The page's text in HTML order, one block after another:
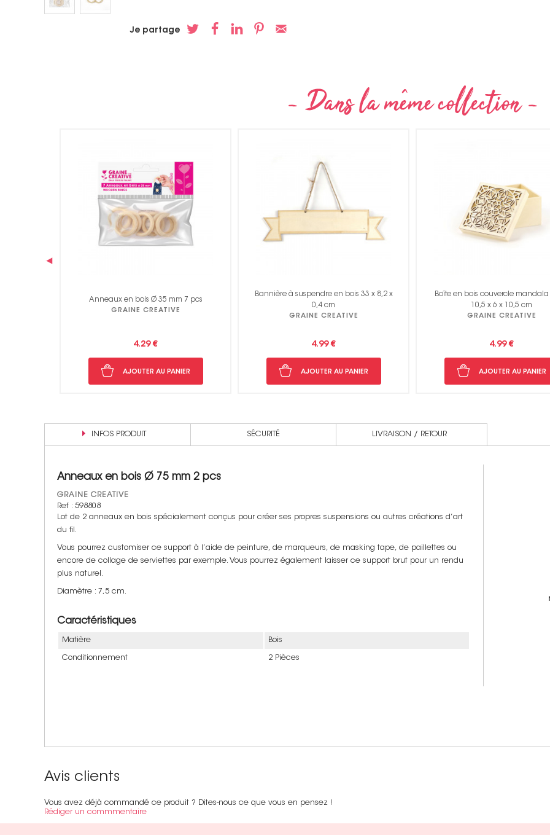
Je partage
Anneaux en bois Ø 35 mm 7 pcs
GRAINE CREATIVE
4.29 €
AJOUTER AU PANIER
Bannière à suspendre en bois 33 x 8,2 x
0,4 cm
GRAINE CREATIVE
4.99 €
AJOUTER AU PANIER
Boîte en bois couvercle mandala
10,5 x 6 x 10,5 cm
GRAINE CREATIVE
4.99 €
AJOUTER AU PANIER
‹
INFOS PRODUIT SÉCURITÉ LIVRAISON / RETOUR
Anneaux en bois Ø 75 mm 2 pcs
GRAINE CREATIVE
Ref : 598808
Lot de 2 anneaux en bois spécialement conçus pour créer ses propres suspensions ou autres créations d’art
du fil.
Vous pourrez customiser ce support à l’aide de peinture, de marqueurs, de masking tape, de paillettes ou
encore de collage de serviettes par exemple. Vous pourrez également laisser ce support brut pour un rendu
plus naturel.
Diamètre : 7,5 cm.
Caractéristiques
Matière Bois
Conditionnement 2 Pièces
Avis clients
Vous avez déjà commandé ce produit ? Dites-nous ce que vous en pensez !
Rédiger un commmentaire